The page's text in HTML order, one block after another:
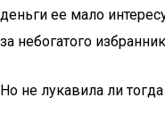
деньги ее мало
за небогатого
Но не лукавила ли